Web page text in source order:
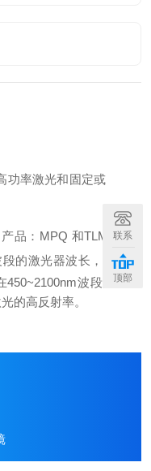
功率激光和固定或
品：MPQ 和TLM2。其
的激光器波长，具有高
波段实现连
的高反射率。
联系
顶部